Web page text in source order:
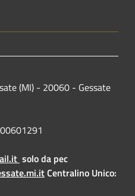
(MI) - 20060 - Gessate
solo da pec
Centralino Unico: